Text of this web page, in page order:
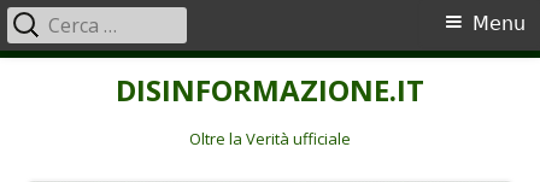
DISINFORMAZIONE.IT
Oltre la Verità ufficiale
Menu
principale
Menu
Ricerca
per: